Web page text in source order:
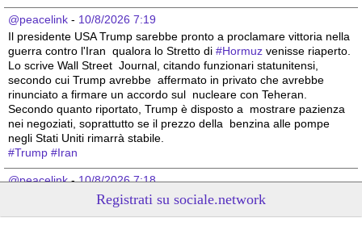
@peacelink - 10/8/2026 7:19
Il presidente USA Trump sarebbe pronto a proclamare vittoria nella
guerra contro l'Iran  qualora lo Stretto di #Hormuz venisse riaperto.
Lo scrive Wall Street  Journal, citando funzionari statunitensi,
secondo cui Trump avrebbe  affermato in privato che avrebbe
rinunciato a firmare un accordo sul  nucleare con Teheran.
Secondo quanto riportato, Trump è disposto a  mostrare pazienza
nei negoziati, soprattutto se il prezzo della  benzina alle pompe
negli Stati Uniti rimarrà stabile.
#Trump #Iran
@peacelink - 10/8/2026 7:18
Netanyahu boccia il piano per Gaza di Trump. (Rainews)
Netanyahu #
Registrati su sociale.network